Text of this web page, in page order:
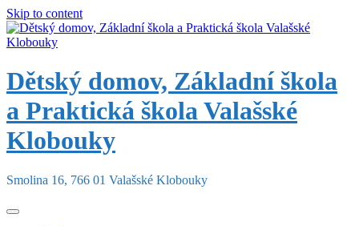
Skip to content
Dětský domov, Základní škola
a Praktická škola Valašské
Klobouky
Smolina 16, 766 01 Valašské Klobouky